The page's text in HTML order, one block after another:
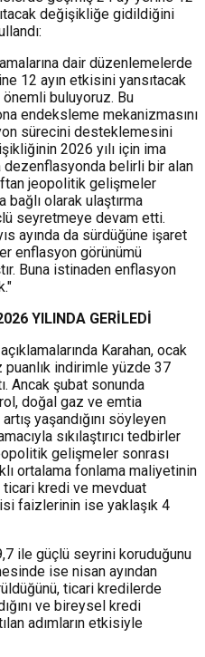
değişikliğe gidildiğini
dair düzenlemelerde
12 ayın etkisini yansıtacak
buluyoruz. Bu
endeksleme mekanizmasını
sürecini desteklemesini
2026 yılı için ima
dezenflasyonda belirli bir alan
jeopolitik gelişmeler
bağlı olarak ulaştırma
seyretmeye devam etti.
ayında da sürdüğüne işaret
enflasyon görünümü
Buna istinaden enflasyon
YILINDA GERİLEDİ
Karahan, ocak
indirimle yüzde 37
Ancak şubat sonunda
doğal gaz ve emtia
yaşandığını söyleyen
sıkılaştırıcı tedbirler
gelişmeler sonrası
ortalama fonlama maliyetinin
ticari kredi ve mevduat
faizlerinin ise yaklaşık 4
ile güçlü seyrini koruduğunu
ise nisan ayından
ticari kredilerde
ve bireysel kredi
adımların etkisiyle